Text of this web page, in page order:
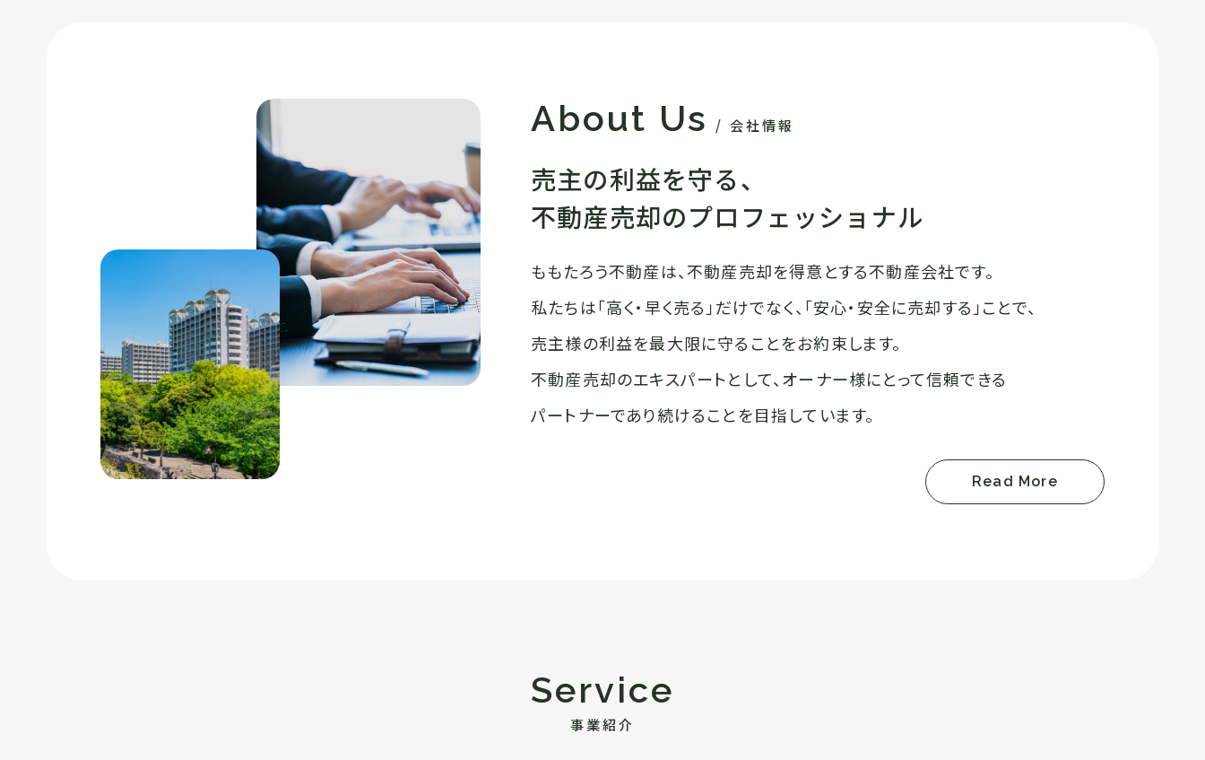
About Us 会社情報
売主の利益を守る、
不動産売却のプロフェッショナル
ももたろう不動産は、不動産売却を得意とする不動産会社です。
私たちは「高く・早く売る」だけでなく、「安心・安全に売却する」ことで、
売主様の利益を最大限に守ることをお約束します。
不動産売却のエキスパートとして、オーナー様にとって信頼できる
パートナーであり続けることを目指しています。
Read More
Service
事業紹介